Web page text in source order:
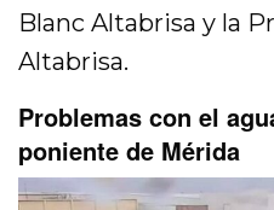
Blanc Altabrisa y la
Altabrisa.
Problemas con el
poniente de Mérida